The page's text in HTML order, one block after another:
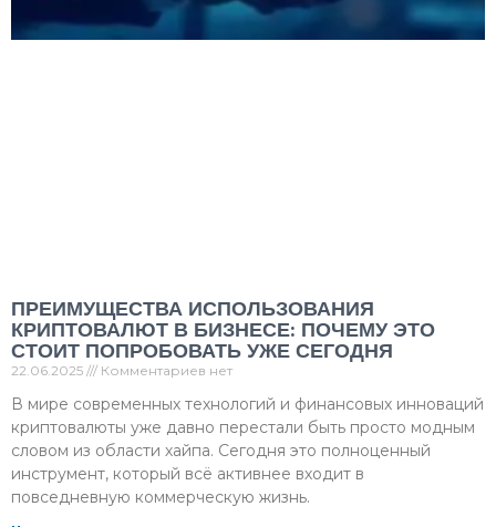
ПРЕИМУЩЕСТВА ИСПОЛЬЗОВАНИЯ
КРИПТОВАЛЮТ В БИЗНЕСЕ: ПОЧЕМУ ЭТО
СТОИТ ПОПРОБОВАТЬ УЖЕ СЕГОДНЯ
22.06.2025 Комментариев нет
В мире современных технологий и финансовых инноваций
криптовалюты уже давно перестали быть просто модным
словом из области хайпа. Сегодня это полноценный
инструмент, который всё активнее входит в
повседневную коммерческую жизнь.